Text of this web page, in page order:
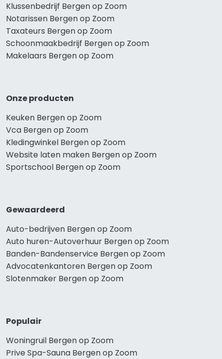
Klussenbedrijf Bergen op Zoom
Notarissen Bergen op Zoom
Taxateurs Bergen op Zoom
Schoonmaakbedrijf Bergen op Zoom
Makelaars Bergen op Zoom
Onze producten
Keuken Bergen op Zoom
Vca Bergen op Zoom
Kledingwinkel Bergen op Zoom
Website laten maken Bergen op Zoom
Sportschool Bergen op Zoom
Gewaardeerd
Auto-bedrijven Bergen op Zoom
Auto huren-Autoverhuur Bergen op Zoom
Banden-Bandenservice Bergen op Zoom
Advocatenkantoren Bergen op Zoom
Slotenmaker Bergen op Zoom
Populair
Woningruil Bergen op Zoom
Prive Spa-Sauna Bergen op Zoom